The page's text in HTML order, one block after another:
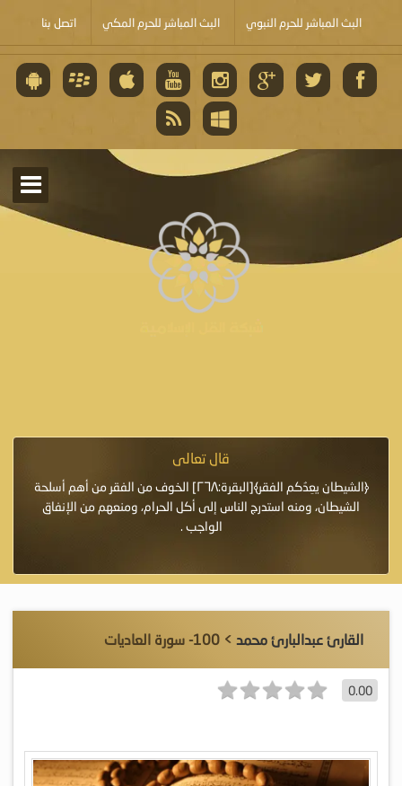
البث المباشر للحرم النبوي البث المباشر للحرم المكي اتصل بنا
قال تعالى
﴿الشيطان يعِدُكم الفقر﴾[البقرة:٢٦٨] الخوف من الفقر من أهم أسلحة
الشيطان، ومنه استدرج الناس إلى أكل الحرام، ومنعهم من الإنفاق
الواجب .
القارئ عبدالبارئ محمد > 100- سورة العاديات
0.00